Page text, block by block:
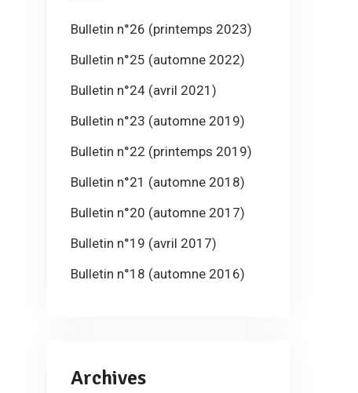
Bulletin n°26 (printemps 2023)
Bulletin n°25 (automne 2022)
Bulletin n°24 (avril 2021)
Bulletin n°23 (automne 2019)
Bulletin n°22 (printemps 2019)
Bulletin n°21 (automne 2018)
Bulletin n°20 (automne 2017)
Bulletin n°19 (avril 2017)
Bulletin n°18 (automne 2016)
Archives